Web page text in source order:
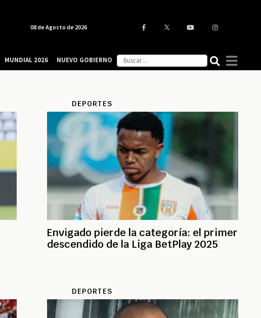
DEPORTES
Envigado pierde la categoría: el primer
descendido de la Liga BetPlay 2025
DEPORTES
08 de Agosto de 2026
MUNDIAL 2026 NUEVO GOBIERNO